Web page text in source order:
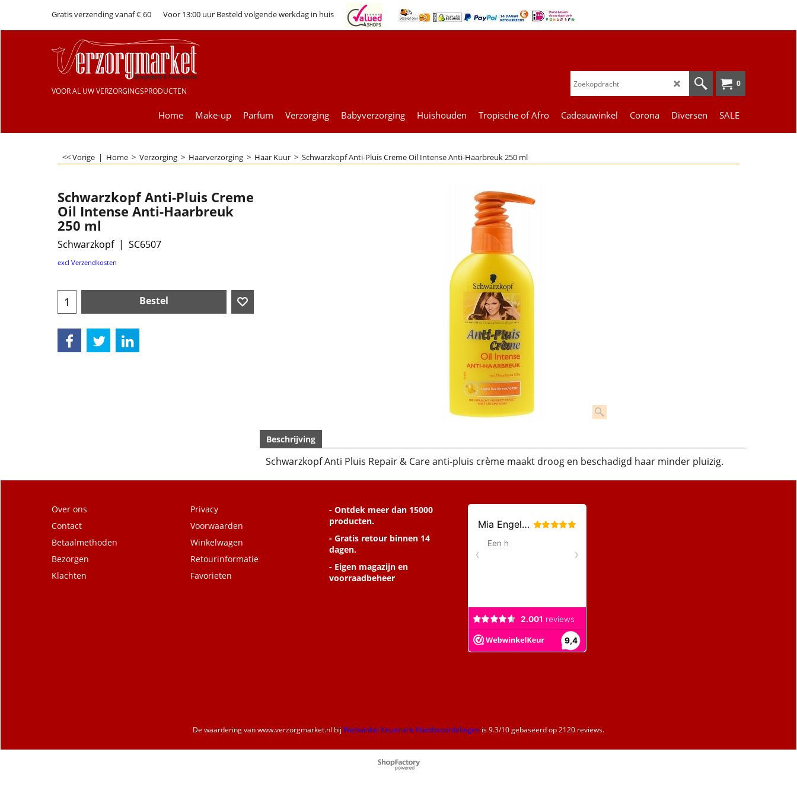
Gratis verzending vanaf € 60 Voor 13:00 uur Besteld volgende werkdag in huis
VOOR AL UW VERZORGINGSPRODUCTEN
0
Home Make-up Parfum Verzorging Babyverzorging Huishouden Tropische of Afro Cadeauwinkel Corona Diversen SALE
<< Vorige | Home > Verzorging > Haarverzorging > Haar Kuur > Schwarzkopf Anti-Pluis Creme Oil Intense Anti-Haarbreuk 250 ml
Schwarzkopf Anti-Pluis Creme
Oil Intense Anti-Haarbreuk
250 ml
Schwarzkopf SC6507
€4.99
Bestel
Beschrijving
Schwarzkopf Anti Pluis Repair & Care anti-pluis crème maakt droog en beschadigd haar minder pluizig.
Over ons
Contact
Betaalmethoden
Bezorgen
Klachten
Privacy
Voorwaarden
Winkelwagen
Retourinformatie
Favorieten
- Ontdek meer dan 15000
producten.
- Gratis retour binnen 14
dagen.
- Eigen magazijn en
voorraadbeheer
De waardering vanwww.verzorgmarket.nl bij Webwinkel Keurmerk Klantbeoordelingen is9.3/10gebaseerd op 2120 reviews.
Webwinkel gemaakt met
ShopFactory webwinkel